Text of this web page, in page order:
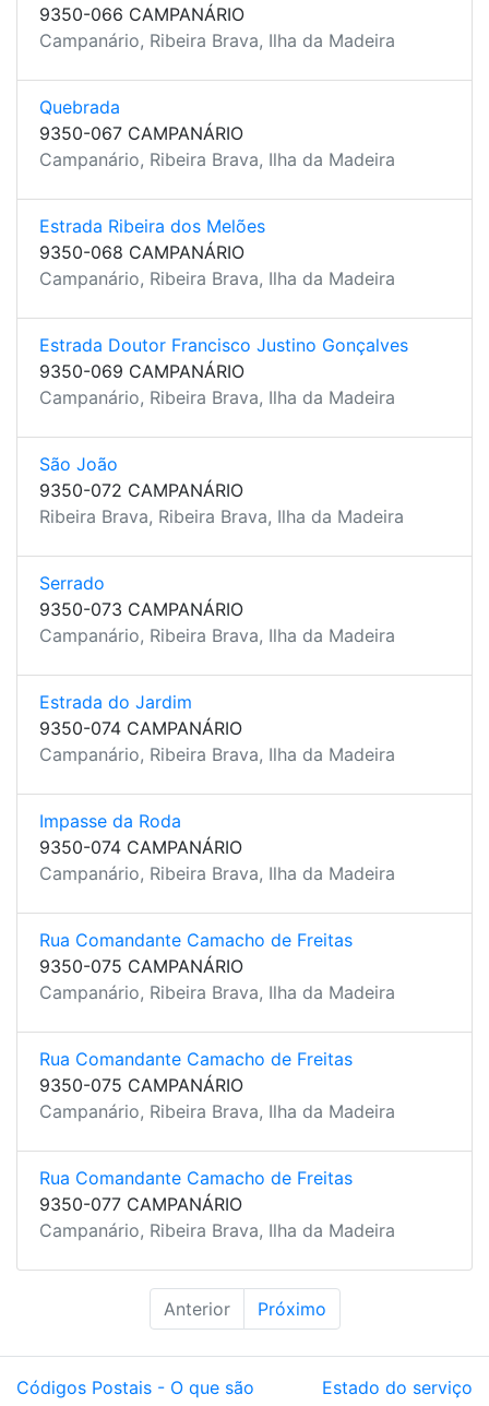
9350-066 CAMPANÁRIO
Campanário, Ribeira Brava, Ilha da Madeira
Quebrada
9350-067 CAMPANÁRIO
Campanário, Ribeira Brava, Ilha da Madeira
Estrada Ribeira dos Melões
9350-068 CAMPANÁRIO
Campanário, Ribeira Brava, Ilha da Madeira
Estrada Doutor Francisco Justino Gonçalves
9350-069 CAMPANÁRIO
Campanário, Ribeira Brava, Ilha da Madeira
São João
9350-072 CAMPANÁRIO
Ribeira Brava, Ribeira Brava, Ilha da Madeira
Serrado
9350-073 CAMPANÁRIO
Campanário, Ribeira Brava, Ilha da Madeira
Estrada do Jardim
9350-074 CAMPANÁRIO
Campanário, Ribeira Brava, Ilha da Madeira
Impasse da Roda
9350-074 CAMPANÁRIO
Campanário, Ribeira Brava, Ilha da Madeira
Rua Comandante Camacho de Freitas
9350-075 CAMPANÁRIO
Campanário, Ribeira Brava, Ilha da Madeira
Rua Comandante Camacho de Freitas
9350-075 CAMPANÁRIO
Campanário, Ribeira Brava, Ilha da Madeira
Rua Comandante Camacho de Freitas
9350-077 CAMPANÁRIO
Campanário, Ribeira Brava, Ilha da Madeira
Anterior Próximo
Códigos Postais - O que são Estado do serviço